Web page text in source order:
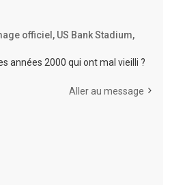
officiel, US Bank Stadium,
années 2000 qui ont mal vieilli ?
Aller au message